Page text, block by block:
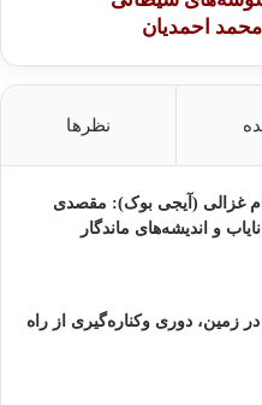
احمدیان
نظرها
غزالی (آیجی بوک): مقصدی
و اندیشه‌های ماندگار
زمین‌، دوری وکناره‌گیری از راه